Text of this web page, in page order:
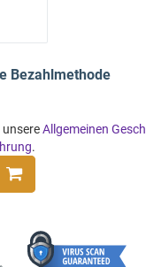
Bezahlmethode
Allgemeinen
.